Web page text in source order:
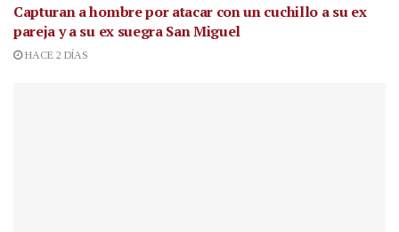
Capturan a hombre por atacar con un cuchillo a su ex
pareja y a su ex suegra San Miguel
HACE 2 DÍAS